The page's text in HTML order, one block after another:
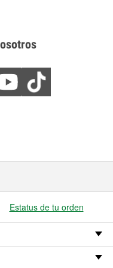
Estatus de tu orden